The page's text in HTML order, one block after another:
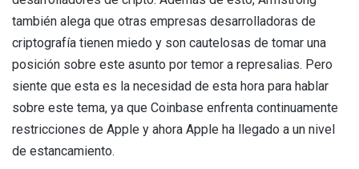
también alega que otras empresas desarrolladoras de
criptografía tienen miedo y son cautelosas de tomar una
posición sobre este asunto por temor a represalias. Pero
siente que esta es la necesidad de esta hora para hablar
sobre este tema, ya que Coinbase enfrenta continuamente
restricciones de Apple y ahora Apple ha llegado a un nivel
de estancamiento.